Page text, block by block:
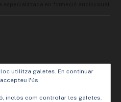
utilitza galetes. En continuar
l'ús.
inclòs com controlar les galetes,